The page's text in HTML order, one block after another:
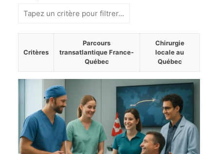
parcours
transatlantique
France-
Québec
et
Critères
Parcours
transatlantique France-
Québec
Chirurgie
locale au
Québec